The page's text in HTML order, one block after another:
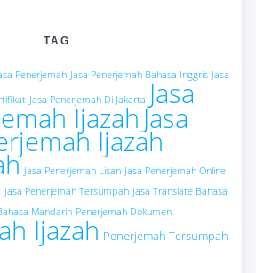
TAG
Penerjemah Jasa Penerjemah Bahasa Inggris Jasa
Jasa Penerjemah Di Jakarta Jasa
Ijazah Jasa
Ijazah
Jasa Penerjemah Lisan Jasa Penerjemah Online
Jasa Penerjemah Tersumpah Jasa Translate Bahasa
Mandarin Penerjemah Dokumen
Ijazah Penerjemah Tersumpah